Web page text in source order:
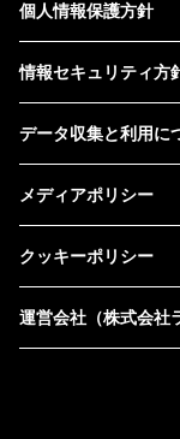
個人情報保護方針
情報セキュリティ方
データ収集と利用に
メディアポリシー
クッキーポリシー
運営会社（株式会社